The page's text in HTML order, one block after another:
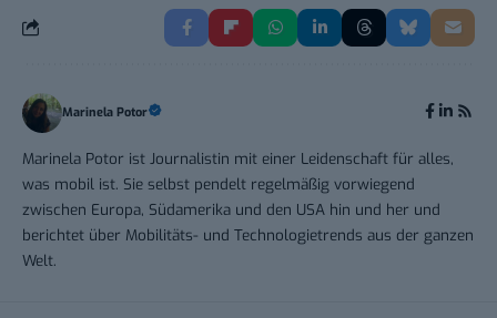
Marinela Potor
Marinela Potor ist Journalistin mit einer Leidenschaft für alles,
was mobil ist. Sie selbst pendelt regelmäßig vorwiegend
zwischen Europa, Südamerika und den USA hin und her und
berichtet über Mobilitäts- und Technologietrends aus der ganzen
Welt.